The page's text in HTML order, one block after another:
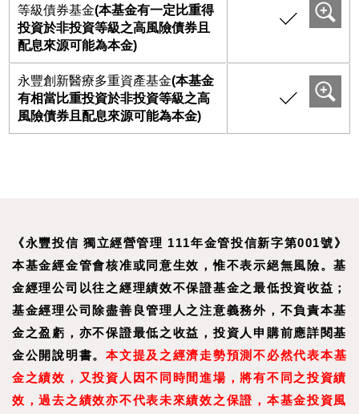
等級債券基金(本基金有一定比重得
投資於非投資等級之高風險債券且
配息來源可能為本金)
永豐創新醫療多重資產基金(本基金
有相當比重投資於非投資等級之高
風險債券且配息來源可能為本金)
《永豐投信 獨立經營管理 111年金管投信新字第001號》
本基金經金管會核准或同意生效，惟不表示絕無風險。基
金經理公司以往之經理績效不保證基金之最低投資收益；
基金經理公司除盡善良管理人之注意義務外，不負責本基
金之盈虧，亦不保證最低之收益，投資人申購前應詳閱基
金公開說明書。本文提及之經濟走勢預測不必然代表本基
金之績效，又投資人因不同時間進場，將有不同之投資績
效，過去之績效亦不代表未來績效之保證，本基金投資風